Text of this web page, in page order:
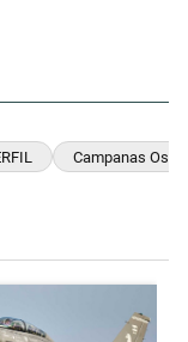
Campanas
listo para 'atajar'